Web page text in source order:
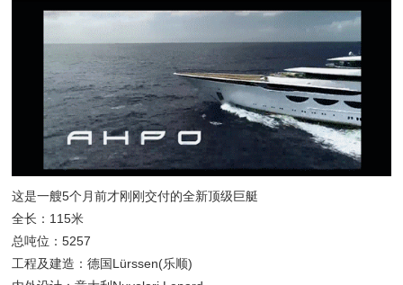
这是一艘5个月前才刚刚交付的全新顶级巨艇
全长：115米
总吨位：5257
工程及建造：德国Lürssen(乐顺)